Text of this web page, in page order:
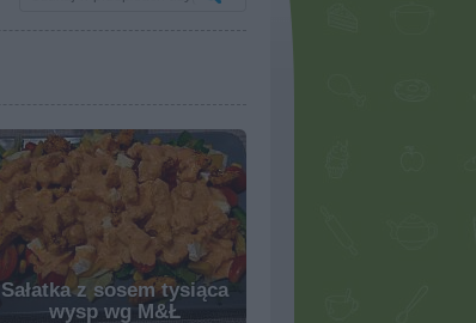
Sałatka z sosem tysiąca
wysp wg M&Ł